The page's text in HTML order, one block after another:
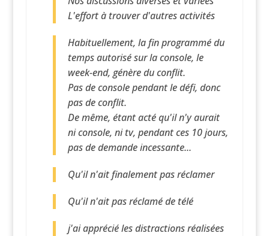
L'effort à trouver d'autres activités
Habituellement, la fin programmé du
temps autorisé sur la console, le
week-end, génère du conflit.
Pas de console pendant le défi, donc
pas de conflit.
De même, étant acté qu'il n'y aurait
ni console, ni tv, pendant ces 10 jours,
pas de demande incessante...
Qu'il n'ait finalement pas réclamer
Qu'il n'ait pas réclamé de télé
j'ai apprécié les distractions réalisées